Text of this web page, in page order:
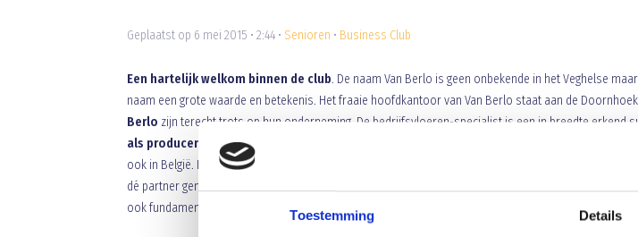
Toestemming Details
Geplaatst op 6 mei 2015 • 2:44 • Senioren • Business Club
Een hartelijk welkom binnen de club. De naam Van Berlo is geen onbekende in het Veghelse
naam een grote waarde en betekenis. Het fraaie hoofdkantoor van Van Berlo staat aan de Doornhoek
Berlo zijn terecht trots op hun onderneming. De bedrijfsvloeren-specialist is een in breedte erkend
als producent én ontwerper van de industriële vloeren
ook in België. Is Van Berlo bedrijfsvloeren de meest competente ‘speler’ in deze markt en wordt
dé partner genoemd. Van Berlo wil graag ‘leading’ zijn in ontwikkelingen en kan dat ook door -naast
ook fundamentele technische principes toe te passen, welke na onderzoek van nieuwe